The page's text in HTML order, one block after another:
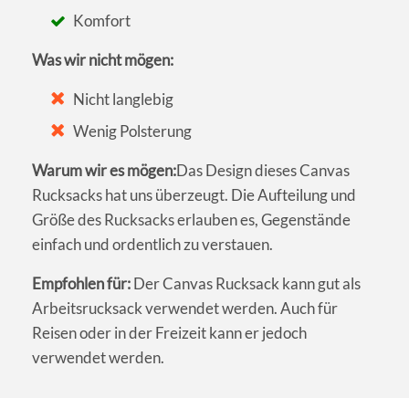
Komfort
Was wir nicht mögen:
Nicht langlebig
Wenig Polsterung
Warum wir es mögen:Das Design dieses Canvas
Rucksacks hat uns überzeugt. Die Aufteilung und
Größe des Rucksacks erlauben es, Gegenstände
einfach und ordentlich zu verstauen.
Empfohlen für:Der Canvas Rucksack kann gut als
Arbeitsrucksack verwendet werden. Auch für
Reisen oder in der Freizeit kann er jedoch
verwendet werden.